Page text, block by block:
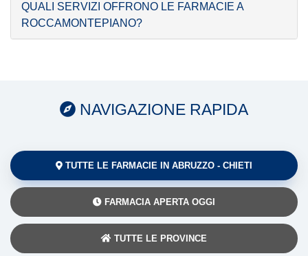
QUALI SERVIZI OFFRONO LE FARMACIE A
ROCCAMONTEPIANO?
NAVIGAZIONE RAPIDA
TUTTE LE FARMACIE IN ABRUZZO - CHIETI
FARMACIA APERTA OGGI
TUTTE LE PROVINCE